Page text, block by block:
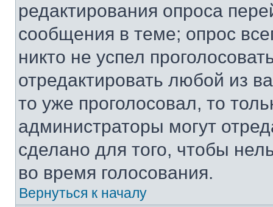
редактирования опроса
сообщения в теме; опрос
никто не успел
отредактировать любой из
то уже проголосовал, то
администраторы могут
сделано для того, чтобы
во время голосования.
Вернуться к началу